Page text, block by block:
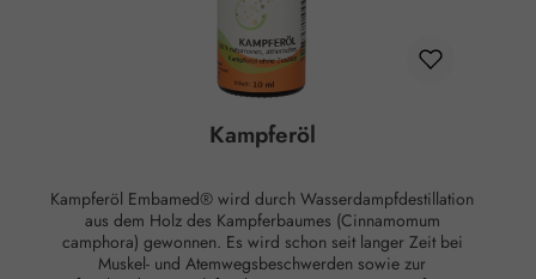
Kampferöl
Kampferöl Embamed® wird durch Wasserdampfdestillation
aus dem Holz des Kampferbaumes (Cinnamomum
camphora) gewonnen. Es wird schon seit langer Zeit bei
Muskel- und Atemwegsbeschwerden sowie zur